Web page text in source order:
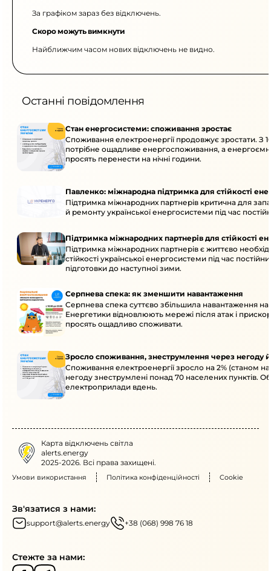
За графіком зараз без відключень.
Скоро можуть вимкнути
Найближчим часом нових відключень не видно.
Останні повідомлення
Стан енергосистеми: споживання зростає
Споживання електроенергії продовжує зростати. З
потрібне ощадливе енергоспоживання, а
просять перенести на нічні години.
Павленко: міжнародна підтримка для стійкості
Підтримка міжнародних партнерів критична для
й ремонту української енергосистеми під час
Підтримка міжнародних партнерів для стійкості
Підтримка міжнародних партнерів є життєво
стійкості української енергосистеми під час
підготовки до наступної зими.
Серпнева спека: як зменшити навантаження
Серпнева спека суттєво збільшила навантаження
Енергетики відновлюють мережі після атак і
просять ощадливо споживати.
Зросло споживання, знеструмлення через негоду
Споживання електроенергії зросло на 2% (станом
негоду знеструмлені понад 70 населених пунктів.
електроприлади вдень.
Карта відключень світла
alerts.energy
2025-2026. Всі права захищені.
Умови використання Політика конфіденційності Cookie
Зв'язатися з нами:
support@alerts.energy +38 (068) 998 76 18
Стежте за нами: